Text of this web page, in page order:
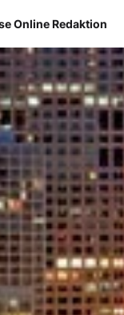
Online Redaktion